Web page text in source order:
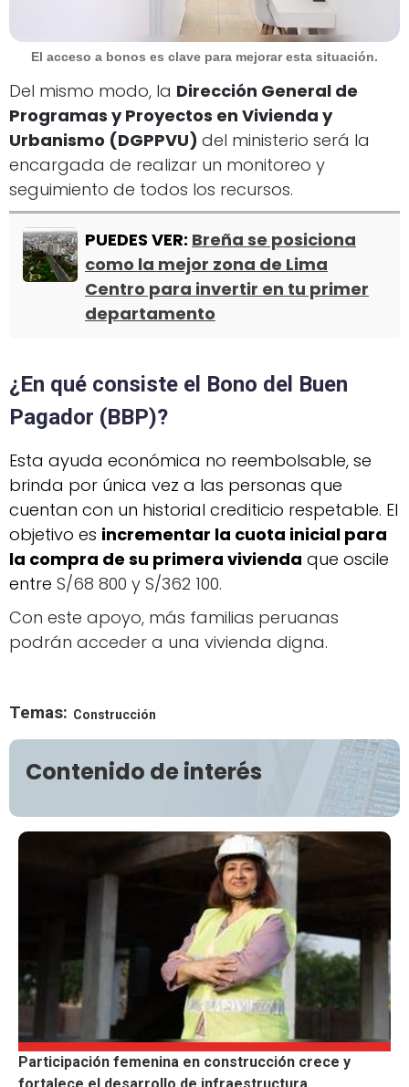
El acceso a bonos es clave para mejorar esta situación.
Del mismo modo, la Dirección General de
Programas y Proyectos en Vivienda y
Urbanismo (DGPPVU) del ministerio será la
encargada de realizar un monitoreo y
seguimiento de todos los recursos.
PUEDES VER: Breña se posiciona
como la mejor zona de Lima
Centro para invertir en tu primer
departamento
¿En qué consiste el Bono del Buen
Pagador (BBP)?
Esta ayuda económica no reembolsable, se
brinda por única vez a las personas que
cuentan con un historial crediticio respetable. El
objetivo es incrementar la cuota inicial para
la compra de su primera vivienda que oscile
entre S/68 800 y S/362 100.
Con este apoyo, más familias peruanas
podrán acceder a una vivienda digna.
Temas: Construcción
Contenido de interés
Participación femenina en construcción crece y